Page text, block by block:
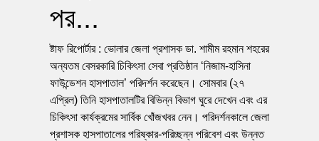
পর...
ষ্টাফ রিপোর্টার : ভোলার জেলা প্রশাসক ডা. শামীম রহমান শহরের
অন্যতম বেসরকারি চিকিৎসা সেবা প্রতিষ্ঠান ‘নিজাম-হাসিনা
ফাউন্ডেশন হাসপাতাল’ পরিদর্শন করেছেন। সোমবার (২৭
এপ্রিল) তিনি হাসপাতালটির বিভিন্ন বিভাগ ঘুরে দেখেন এবং এর
চিকিৎসা কার্যক্রমের সার্বিক খোঁজখবর নেন। পরিদর্শনকালে জেলা
প্রশাসক হাসপাতালের পরিষ্কার-পরিচ্ছন্ন পরিবেশ এবং উন্নত